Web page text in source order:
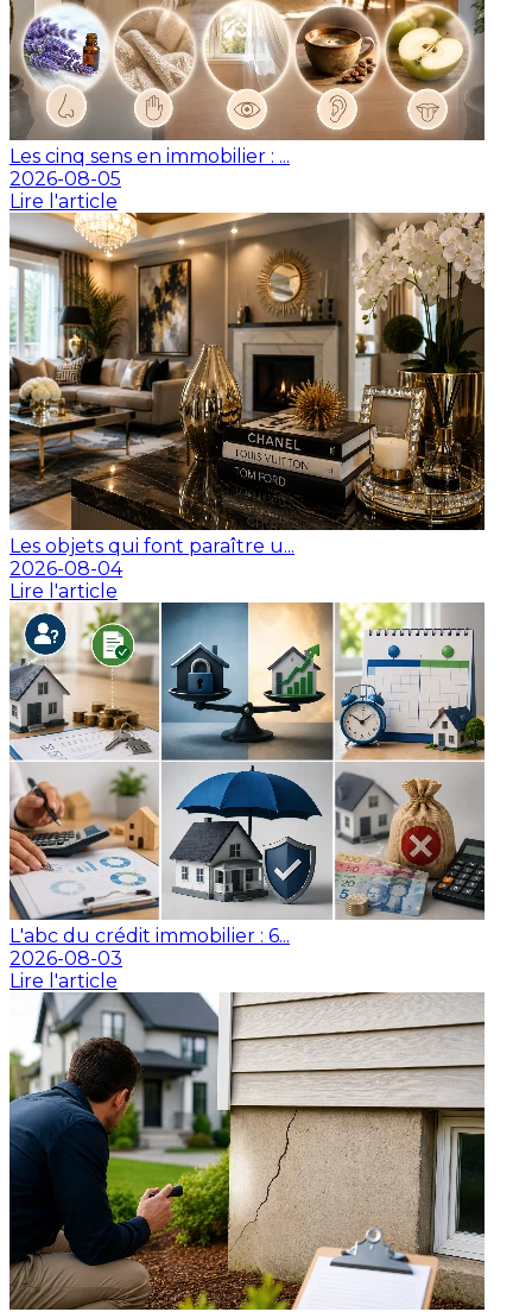
Les cinq sens en immobilier : ...
2026-08-05
Lire l'article
Les objets qui font paraître u...
2026-08-04
Lire l'article
L'abc du crédit immobilier : 6...
2026-08-03
Lire l'article